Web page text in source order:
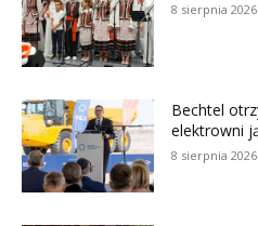
8 sierpnia 2026
Bechtel
elektrowni
8 sierpnia 2026